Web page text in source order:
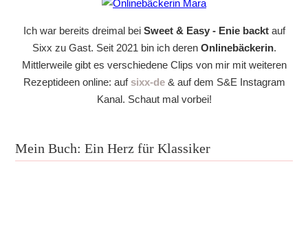
Ich war bereits dreimal bei Sweet & Easy - Enie backtauf
Sixx zu Gast. Seit 2021 bin ich deren Onlinebäckerin.
Mittlerweile gibt es verschiedene Clips von mir mit weiteren
Rezeptideen online: auf sixx-de& auf dem S&E Instagram
Kanal. Schaut mal vorbei!
Mein Buch: Ein Herz für Klassiker